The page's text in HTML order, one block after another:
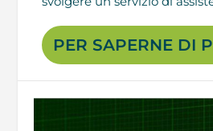
PER SAPERNE DI